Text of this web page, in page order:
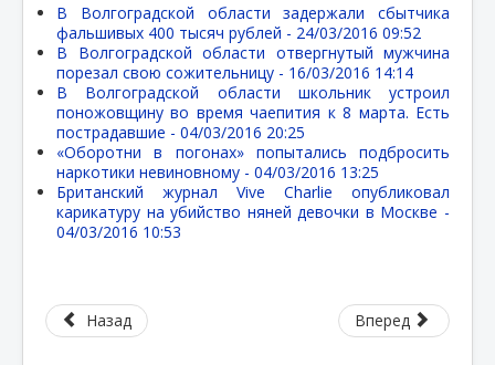
В Волгоградской области задержали сбытчика
фальшивых 400 тысяч рублей - 24/03/2016 09:52
В Волгоградской области отвергнутый мужчина
порезал свою сожительницу - 16/03/2016 14:14
В Волгоградской области школьник устроил
поножовщину во время чаепития к 8 марта. Есть
пострадавшие - 04/03/2016 20:25
«Оборотни в погонах» попытались подбросить
наркотики невиновному - 04/03/2016 13:25
Британский журнал Vive Charlie опубликовал
карикатуру на убийство няней девочки в Москве -
04/03/2016 10:53
Назад Вперед